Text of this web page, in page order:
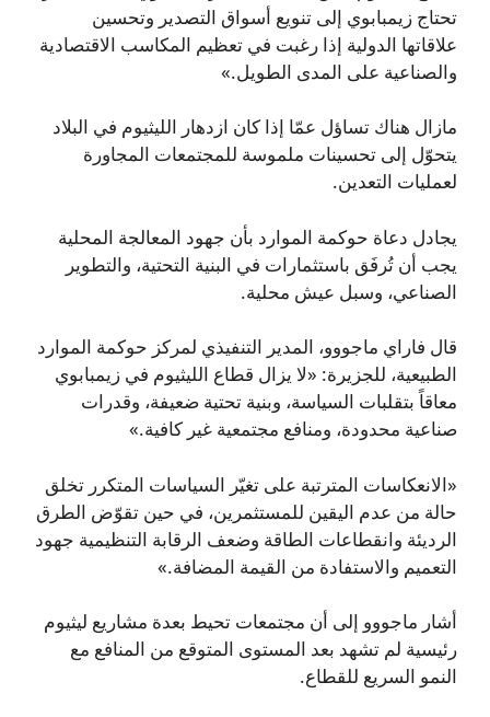
تحتاج زيمبابوي إلى تنويع أسواق التصدير وتحسين
علاقاتها الدولية إذا رغبت في تعظيم المكاسب الاقتصادية
والصناعية على المدى الطويل.»
مازال هناك تساؤل عمّا إذا كان ازدهار الليثيوم في البلاد
يتحوّل إلى تحسينات ملموسة للمجتمعات المجاورة
لعمليات التعدين.
يجادل دعاة حوكمة الموارد بأن جهود المعالجة المحلية
يجب أن تُرفَق باستثمارات في البنية التحتية، والتطوير
الصناعي، وسبل عيش محلية.
قال فاراي ماجووو، المدير التنفيذي لمركز حوكمة الموارد
الطبيعية، للجزيرة: «لا يزال قطاع الليثيوم في زيمبابوي
معاقاً بتقلبات السياسة، وبنية تحتية ضعيفة، وقدرات
صناعية محدودة، ومنافع مجتمعية غير كافية.»
«الانعكاسات المترتبة على تغيّر السياسات المتكرر تخلق
حالة من عدم اليقين للمستثمرين، في حين تقوّض الطرق
الرديئة وانقطاعات الطاقة وضعف الرقابة التنظيمية جهود
التعميم والاستفادة من القيمة المضافة.»
أشار ماجووو إلى أن مجتمعات تحيط بعدة مشاريع ليثيوم
رئيسية لم تشهد بعد المستوى المتوقع من المنافع مع
النمو السريع للقطاع.